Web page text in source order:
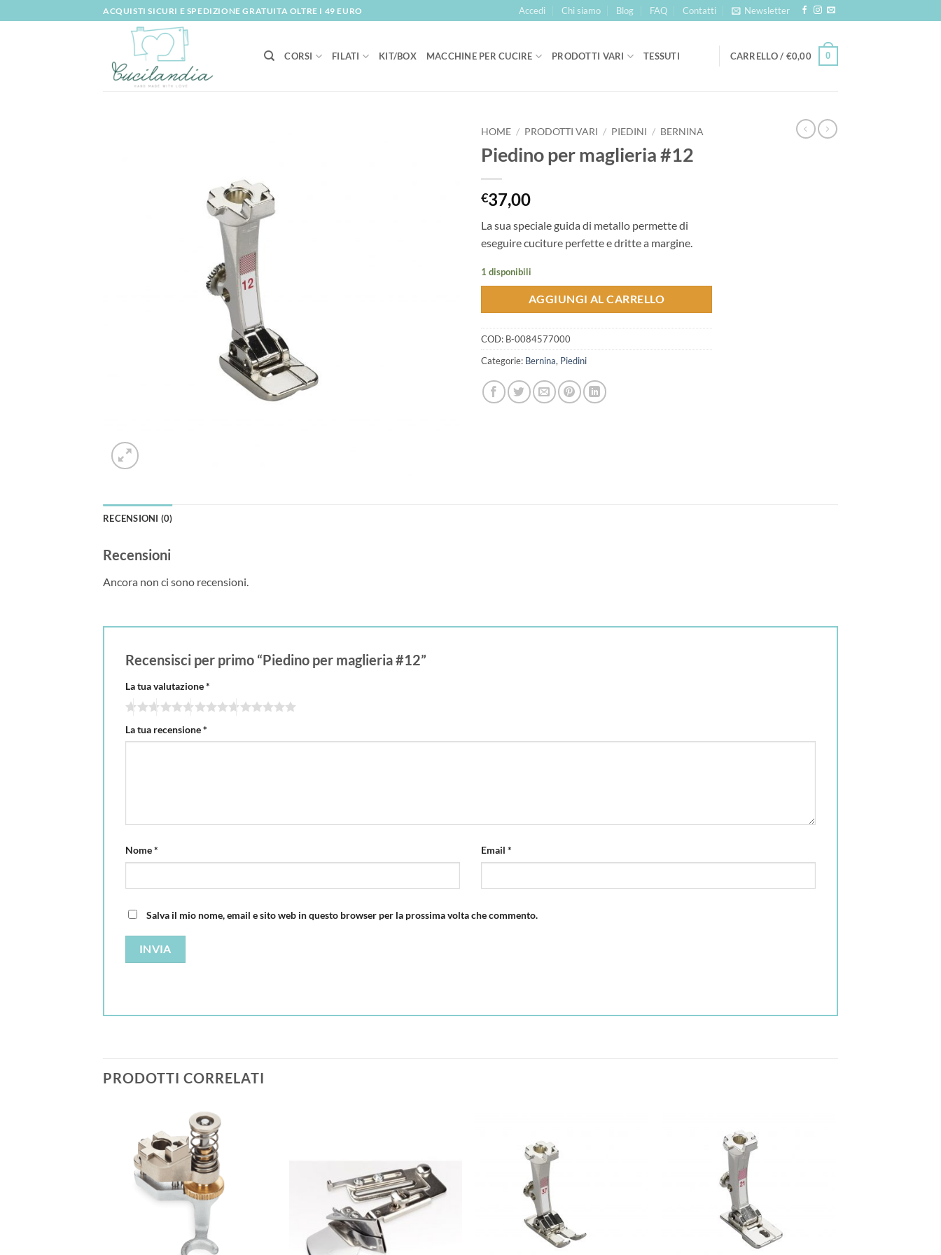
ai
ACQUISTI SICURI E SPEDIZIONE GRATUITA OLTRE I 49 EURO Accedi Chi siamo Blog FAQ Contatti Newsletter
CORSI FILATI KIT/BOX MACCHINE PER CUCIRE PRODOTTI VARI TESSUTI CARRELLO / €0,00 0
HOME / PRODOTTI VARI / PIEDINI / BERNINA
Piedino per maglieria #12
€37,00
La sua speciale guida di metallo permette di
eseguire cuciture perfette e dritte a margine.
1 disponibili
AGGIUNGI AL CARRELLO
COD: B-0084577000
Categorie: Bernina, Piedini
RECENSIONI (0)
Recensioni
Ancora non ci sono recensioni.
Recensisci per primo “Piedino per maglieria #12”
La tua valutazione*
La tua recensione*
Nome* Email *
Salva il mio nome, email e sito web in questo browser per la prossima volta che commento.
PRODOTTI CORRELATI
desideri